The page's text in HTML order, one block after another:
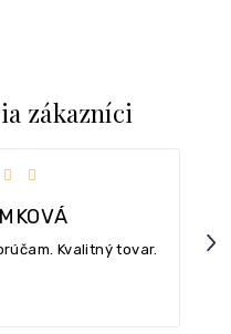
zákazníci
obchodu je 5 z 5 hviezdičiek.
Kvalitný tovar.